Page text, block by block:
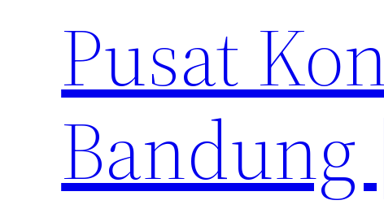
Pusat
Bandung